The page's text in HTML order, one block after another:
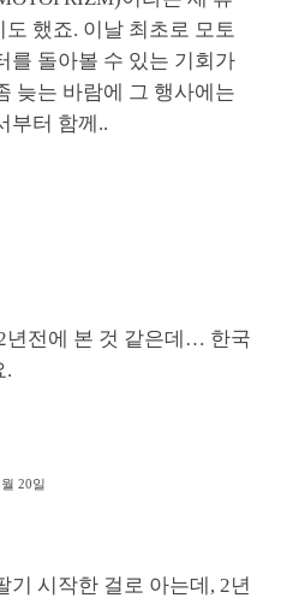
했죠. 이날 최초로 모토
를 돌아볼 수 있는 기회가
늦는 바람에 그 행사에는
부터 함께..
전에 본 것 같은데… 한국
.
20일
기 시작한 걸로 아는데, 2년